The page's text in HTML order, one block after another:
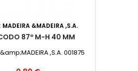
MADEIRA &MADEIRA ,S.A.
87º M-H 40 MM
,S.A. 001875